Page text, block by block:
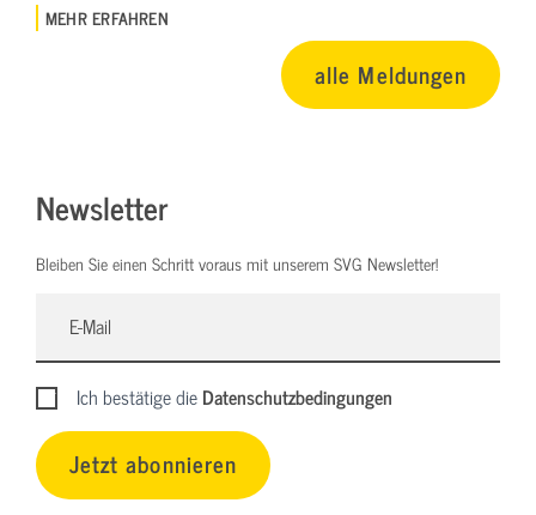
MEHR ERFAHREN
alle Meldungen
Newsletter
Bleiben Sie einen Schritt voraus mit unserem SVG Newsletter!
Ich bestätige dieDatenschutzbedingungen
Jetzt abonnieren